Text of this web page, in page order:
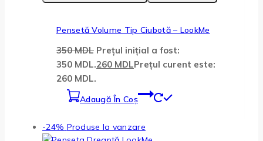
Pensetă Volume Tip Ciubotă – LookMe
350MDL Prețul inițial a fost:
350 MDL.260 MDLPrețul curent este:
260 MDL.
Adaugă În Coș
-24% Produse la vanzare